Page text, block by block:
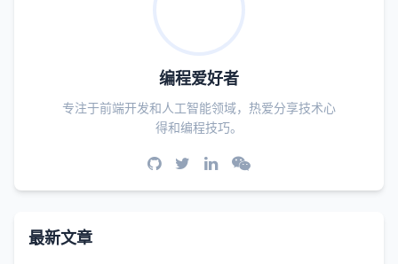
编程爱好者
专注于前端开发和人工智能领域，热爱分享技术心
得和编程技巧。
最新文章